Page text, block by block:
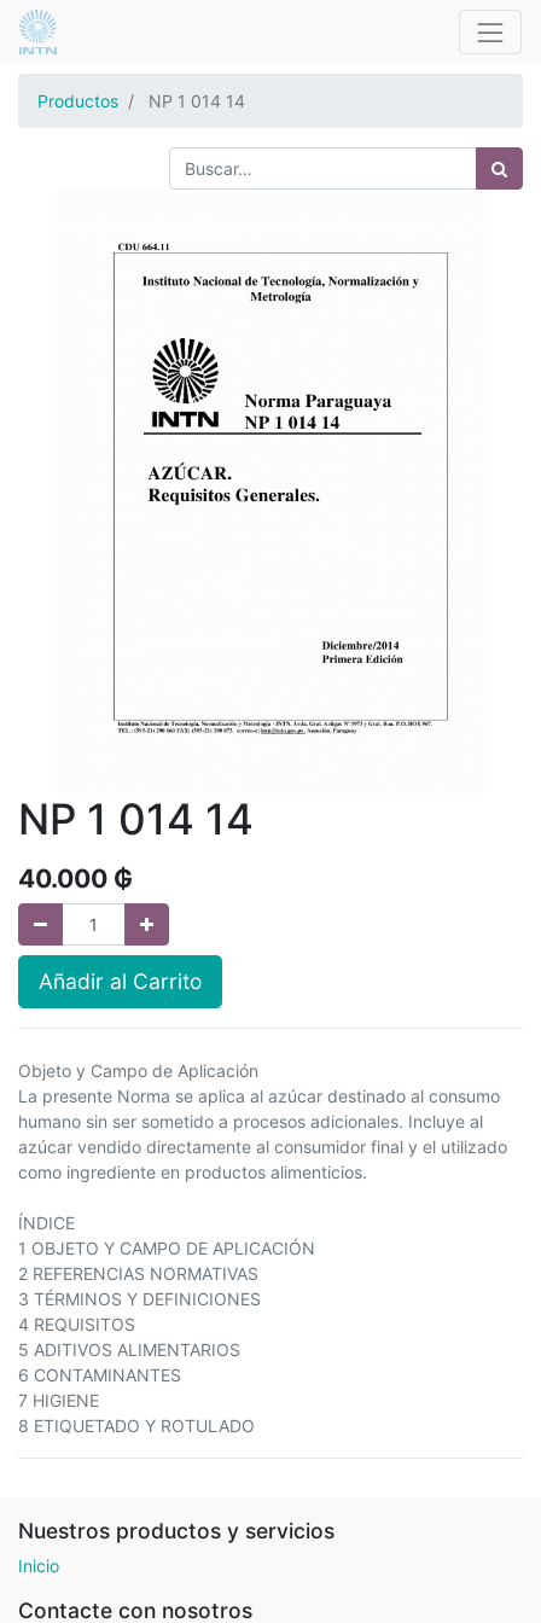
Productos NP 1 014 14
NP 1 014 14
40.000 ₲
Añadir al Carrito
Objeto y Campo de Aplicación
La presente Norma se aplica al azúcar destinado al consumo
humano sin ser sometido a procesos adicionales. Incluye al
azúcar vendido directamente al consumidor final y el utilizado
como ingrediente en productos alimenticios.
ÍNDICE
1 OBJETO Y CAMPO DE APLICACIÓN
2 REFERENCIAS NORMATIVAS
3 TÉRMINOS Y DEFINICIONES
4 REQUISITOS
5 ADITIVOS ALIMENTARIOS
6 CONTAMINANTES
7 HIGIENE
8 ETIQUETADO Y ROTULADO
Nuestros productos y servicios
Inicio
Contacte con nosotros